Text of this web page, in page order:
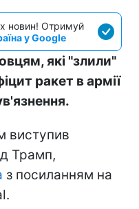
новин! Отримуй
у Google
які "злили"
ракет в армії
виступив
Трамп,
з посиланням на